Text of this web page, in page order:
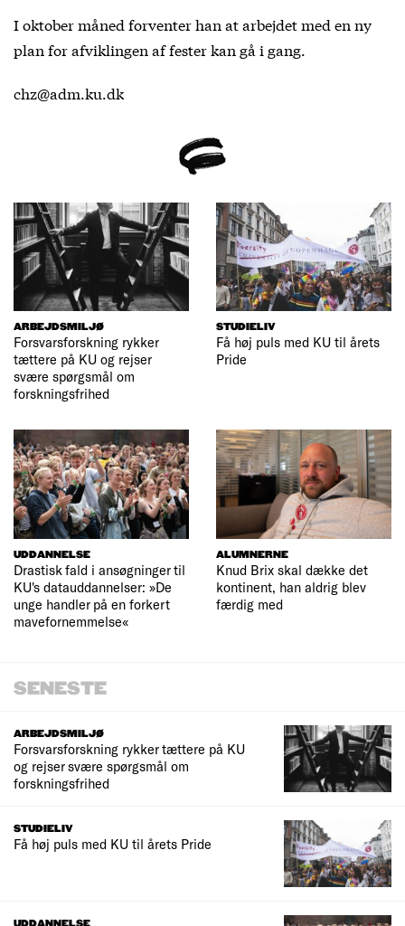
I oktober måned forventer han at arbejdet med en ny
plan for afviklingen af fester kan gå i gang.
chz@adm.ku.dk
ARBEJDSMILJØ
Forsvarsforskning rykker
tættere på KU og rejser
svære spørgsmål om
forskningsfrihed
STUDIELIV
Få høj puls med KU til årets
Pride
UDDANNELSE
Drastisk fald i ansøgninger til
KU's datauddannelser: »De
unge handler på en forkert
mavefornemmelse«
ALUMNERNE
Knud Brix skal dække det
kontinent, han aldrig blev
færdig med
SENESTE
ARBEJDSMILJØ
Forsvarsforskning rykker tættere på KU
og rejser svære spørgsmål om
forskningsfrihed
STUDIELIV
Få høj puls med KU til årets Pride
UDDANNELSE